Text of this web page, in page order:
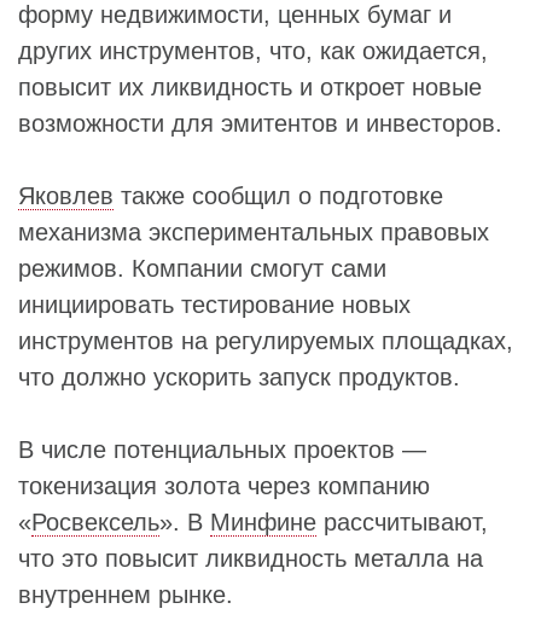
форму недвижимости, ценных бумаг и
других инструментов, что, как ожидается,
повысит их ликвидность и откроет новые
возможности для эмитентов и инвесторов.
Яковлев также сообщил о подготовке
механизма экспериментальных правовых
режимов. Компании смогут сами
инициировать тестирование новых
инструментов на регулируемых площадках,
что должно ускорить запуск продуктов.
В числе потенциальных проектов —
токенизация золота через компанию
«Росвексель». В Минфине рассчитывают,
что это повысит ликвидность металла на
внутреннем рынке.